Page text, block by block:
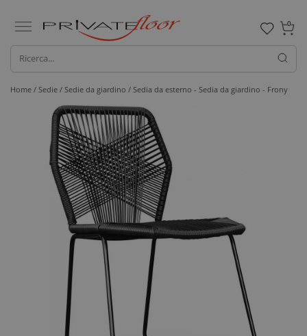
0
Home / Sedie / Sedie da giardino / Sedia da esterno - Sedia da giardino - Frony